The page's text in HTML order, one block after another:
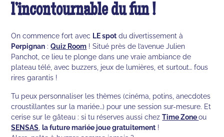
l’incontournable du fun !
On commence fort avec LE spot du divertissement à
Perpignan :Quiz Room ! Situé près de l’avenue Julien
Panchot, ce lieu te plonge dans une vraie ambiance de
plateau télé, avec buzzers, jeux de lumières, et surtout… fous
rires garantis !
Tu peux personnaliser les thèmes (cinéma, potins, anecdotes
croustillantes sur la mariée…) pour une session sur-mesure. Et
cerise sur le gâteau : si tu réserves aussi chezTime Zoneou
SENSAS ,la future mariée joue gratuitement !